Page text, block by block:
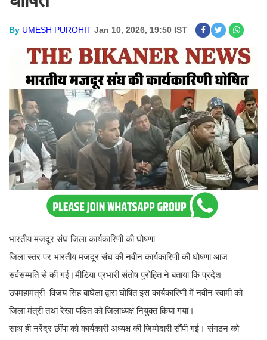
By UMESH PUROHIT Jan 10, 2026, 19:50 IST
भारतीय मजदूर संघ जिला कार्यकारिणी की घोषणा
जिला स्तर पर भारतीय मजदूर संघ की नवीन कार्यकारिणी की घोषणा आज
सर्वसम्मति से की गई।मीडिया प्रभारी संतोष पुरोहित ने बताया कि प्रदेश
उपमहामंत्री विजय सिंह बाघेला द्वारा घोषित इस कार्यकारिणी में नवीन स्वामी को
जिला मंत्री तथा रेखा पंडित को जिलाध्यक्ष नियुक्त किया गया।
साथ ही नरेंद्र छींपा को कार्यकारी अध्यक्ष की जिम्मेदारी सौंपी गई। संगठन को